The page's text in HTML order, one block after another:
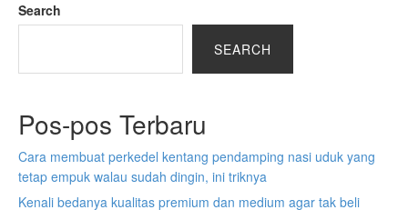
Search
SEARCH
Pos-pos Terbaru
Cara membuat perkedel kentang pendamping nasi uduk yang
tetap empuk walau sudah dingin, ini triknya
Kenali bedanya kualitas premium dan medium agar tak beli